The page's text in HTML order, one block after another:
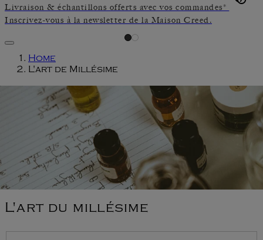
Livraison & échantillons offerts avec vos commandes*
Inscrivez-vous à la newsletter de la Maison Creed.
Home
L'art de Millésime
L'art du millésime